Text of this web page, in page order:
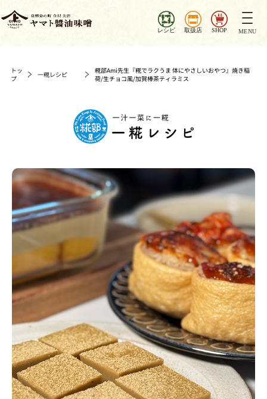
レシピ 取扱店 SHOP
ナ
ビ
シ
MENU
トッ
プ
一糀レシピ
糀部Ami先生『糀でラクうま 体にやさしいおやつ』焼き稲
荷/生チョコ風/加賀棒茶ティラミス